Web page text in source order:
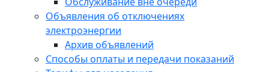
Объявления об отключениях
электроэнергии
Архив объявлений
Способы оплаты и передачи показаний